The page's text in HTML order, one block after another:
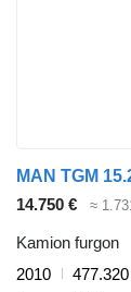
MAN TGM
14.750 €
≈
Kamion furgon
2010